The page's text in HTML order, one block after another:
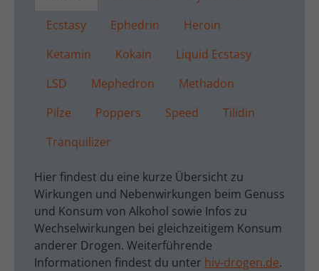
Ecstasy
Ephedrin
Heroin
Ketamin
Kokain
Liquid Ecstasy
LSD
Mephedron
Methadon
Pilze
Poppers Speed
Tilidin
Tranquilizer
Hier findest du eine kurze Übersicht zu
Wirkungen und Nebenwirkungen beim Genuss
und Konsum von Alkohol sowie Infos zu
Wechselwirkungen bei gleichzeitigem Konsum
anderer Drogen. Weiterführende
Informationen findest du unter hiv-drogen.de.